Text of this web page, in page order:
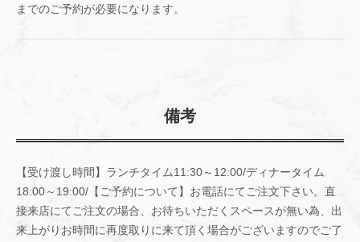
までのご予約が必要になります。
備考
【受け渡し時間】ランチタイム11:30～12:00/ディナータイム
18:00～19:00/【ご予約について】お電話にてご注文下さい。直
接来店にてご注文の場合、お待ちいただくスペースが無い為、出
来上がりお時間に再度取りに来て頂く場合がございますのでご了